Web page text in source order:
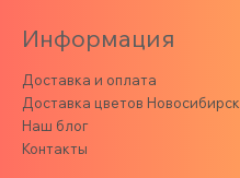
Информация
Доставка и оплата
Доставка цветов Новосибирск
Наш блог
Контакты